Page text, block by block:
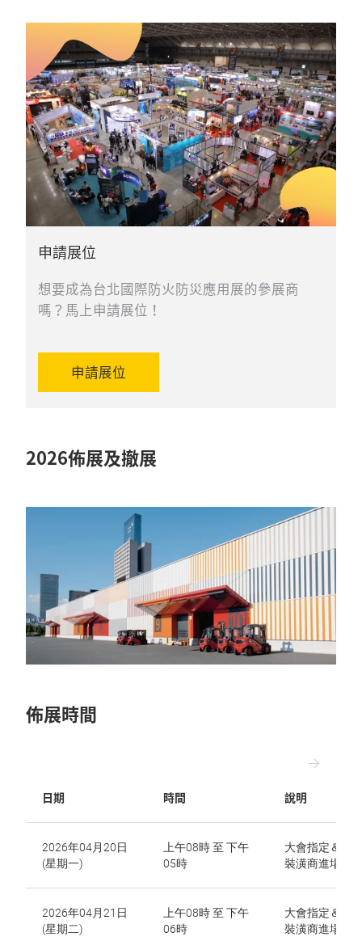
申請展位
想要成為台北國際防火防災應用展的參展商
嗎？馬上申請展位！
申請展位
2026佈展及撤展
佈展時間
日期 時間 說明
2026年04月20日
(星期一)
上午08時 至 下午
05時
大會指定＆自
裝潢商進場佈
2026年04月21日
(星期二)
上午08時 至 下午
06時
大會指定＆自
裝潢商進場佈